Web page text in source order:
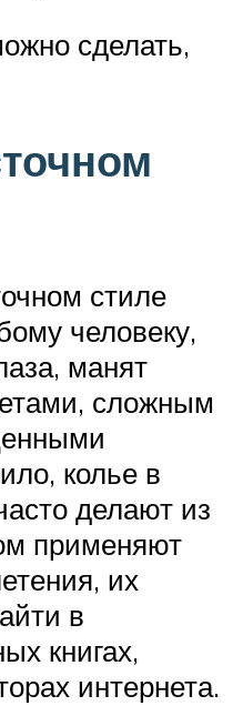
сделать,
стиле
человеку,
манят
сложным
колье в
делают из
применяют
их
в
книгах,
интернета.